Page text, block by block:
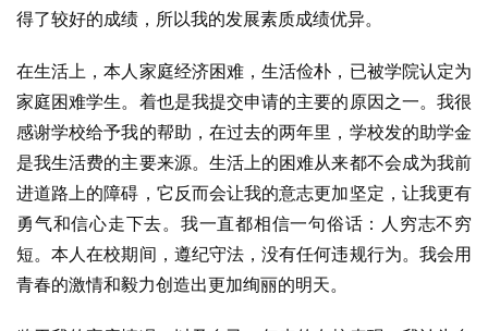
得了较好的成绩，所以我的发展素质成绩优异。
在生活上，本人家庭经济困难，生活俭朴，已被学院认定为
家庭困难学生。着也是我提交申请的主要的原因之一。我很
感谢学校给予我的帮助，在过去的两年里，学校发的助学金
是我生活费的主要来源。生活上的困难从来都不会成为我前
进道路上的障碍，它反而会让我的意志更加坚定，让我更有
勇气和信心走下去。我一直都相信一句俗话：人穷志不穷
短。本人在校期间，遵纪守法，没有任何违规行为。我会用
青春的激情和毅力创造出更加绚丽的明天。